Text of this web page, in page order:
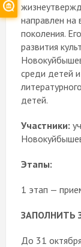
направлен на
поколения.
развития
среди детей
детей.
Участники:
Этапы:
1 этап —
ЗАПОЛНИТЬ
До 31